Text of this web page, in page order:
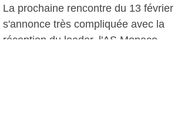
La prochaine rencontre du 13 février
s'annonce très compliquée avec la
réception du leader, l'AS Monaco.